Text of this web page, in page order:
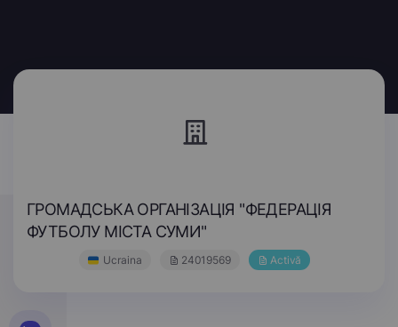
ГРОМАДСЬКА ОРГАНІЗАЦІЯ "ФЕДЕРАЦІЯ
ФУТБОЛУ МІСТА СУМИ"
Ucraina 24019569 Activă